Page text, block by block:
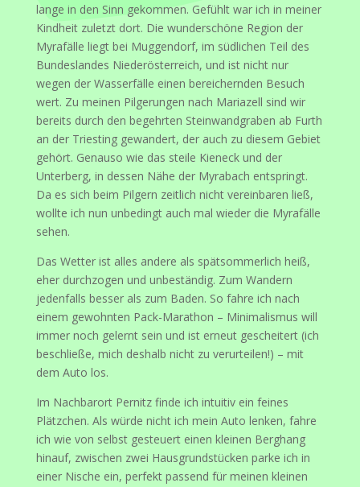
lange in den Sinn gekommen. Gefühlt war ich in meiner
Kindheit zuletzt dort. Die wunderschöne Region der
Myrafälle liegt bei Muggendorf, im südlichen Teil des
Bundeslandes Niederösterreich, und ist nicht nur
wegen der Wasserfälle einen bereichernden Besuch
wert. Zu meinen Pilgerungen nach Mariazell sind wir
bereits durch den begehrten Steinwandgraben ab Furth
an der Triesting gewandert, der auch zu diesem Gebiet
gehört. Genauso wie das steile Kieneck und der
Unterberg, in dessen Nähe der Myrabach entspringt.
Da es sich beim Pilgern zeitlich nicht vereinbaren ließ,
wollte ich nun unbedingt auch mal wieder die Myrafälle
sehen.
Das Wetter ist alles andere als spätsommerlich heiß,
eher durchzogen und unbeständig. Zum Wandern
jedenfalls besser als zum Baden. So fahre ich nach
einem gewohnten Pack-Marathon – Minimalismus will
immer noch gelernt sein und ist erneut gescheitert (ich
beschließe, mich deshalb nicht zu verurteilen!) – mit
dem Auto los.
Im Nachbarort Pernitz finde ich intuitiv ein feines
Plätzchen. Als würde nicht ich mein Auto lenken, fahre
ich wie von selbst gesteuert einen kleinen Berghang
hinauf, zwischen zwei Hausgrundstücken parke ich in
einer Nische ein, perfekt passend für meinen kleinen